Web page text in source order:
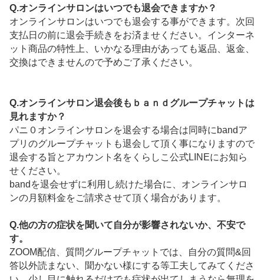
Q.オンラインサロンはいつでも退会できますか？
オンラインサロンはいつでも退会する事ができます。次回
支払日の前に退会手続きをお済ませください。インターネ
ット商品の特性上、いかなる理由があっても返品、返金、
交換はできませんので予めご了承ください。
Q.オンラインサロン退会後もｂａｎｄグループチャットは
見れますか？
パニ０オンラインサロンを退会する場合は同時にbandア
プリのグループチャットも退会して頂く事になりますので
退会する旨とアカウント名をくらしこ公式LINEにお知ら
せください。
bandを退会せずに利用し続けた場合に、オンラインサロ
ンの月額料金をご請求させて頂く場合があります。
Q.他の方の症状を聞いて自分が影響されないか、不安で
す。
ZOOM配信、質問グループチャットでは、自分の質問&回
答以外読まない、聞かない様にする等工夫してみてくださ